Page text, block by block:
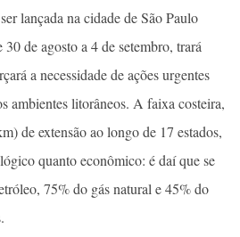
lançada na cidade de São Paulo
de agosto a 4 de setembro, trará
a necessidade de ações urgentes
ambientes litorâneos. A faixa costeira,
de extensão ao longo de 17 estados,
quanto econômico: é daí que se
75% do gás natural e 45% do